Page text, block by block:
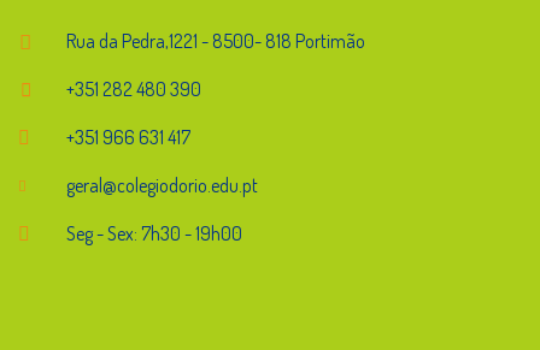
Rua da Pedra,1221 - 8500- 818 Portimão
+351 282 480 390
+351 966 631 417
geral@colegiodorio.edu.pt
Seg - Sex: 7h30 - 19h00